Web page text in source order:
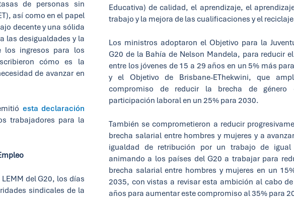
de personas sin
así como en el papel
decente y una sólida
las desigualdades y la
los ingresos para los
cómo es la
de avanzar en
esta declaración
trabajadores para la
del G20, los días
sindicales de la
Educativa) de calidad, el aprendizaje, el
trabajo y la mejora de las cualificaciones y el
Los ministros adoptaron el Objetivo para la
G20 de la Bahía de Nelson Mandela, para reducir el
entre los jóvenes de 15 a 29 años en un 5% más
y el Objetivo de Brisbane-EThekwini, que
compromiso de reducir la brecha de género
participación laboral en un 25% para 2030.
También se comprometieron a reducir
brecha salarial entre hombres y mujeres y a
igualdad de retribución por un trabajo de igual
animando a los países del G20 a trabajar para
brecha salarial entre hombres y mujeres en un
2035, con vistas a revisar esta ambición al cabo
años para aumentar este compromiso al 35% para